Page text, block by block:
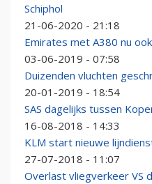
Schiphol
21-06-2020 - 21:18
Emirates met A380 nu
03-06-2019 - 07:58
Duizenden vluchten
20-01-2019 - 18:54
SAS dagelijks tussen
16-08-2018 - 14:33
KLM start nieuwe
27-07-2018 - 11:07
Overlast vliegverkeer VS